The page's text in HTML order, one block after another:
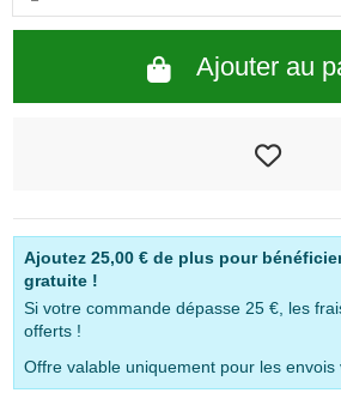
Ajouter au
Ajoutez 25,00 €de plus pour
gratuite !
Si votre commande dépasse 25 €, les
offerts !
Offre valable uniquement pour les envois